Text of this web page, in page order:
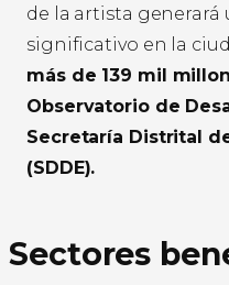
de la artista
significativo en la
más de 139 mil
Observatorio de
Secretaría Distrital
(SDDE).
Sectores